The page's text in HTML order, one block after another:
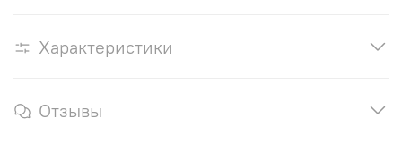
Характеристики
Отзывы